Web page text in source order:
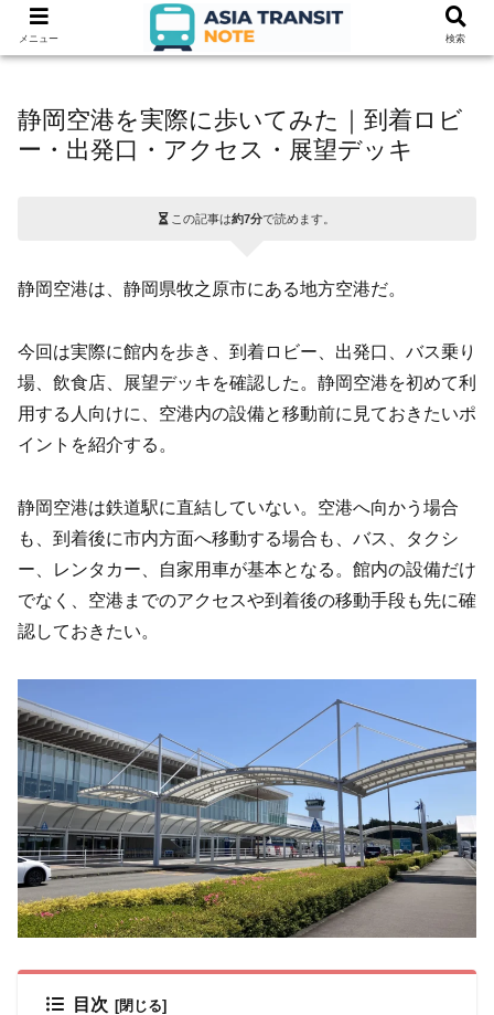
静岡空港を実際に歩いてみた｜到着ロビ
ー・出発口・アクセス・展望デッキ
この記事は約7分で読めます。
静岡空港は、静岡県牧之原市にある地方空港だ。
今回は実際に館内を歩き、到着ロビー、出発口、バス乗り
場、飲食店、展望デッキを確認した。静岡空港を初めて利
用する人向けに、空港内の設備と移動前に見ておきたいポ
イントを紹介する。
静岡空港は鉄道駅に直結していない。空港へ向かう場合
も、到着後に市内方面へ移動する場合も、バス、タクシ
ー、レンタカー、自家用車が基本となる。館内の設備だけ
でなく、空港までのアクセスや到着後の移動手段も先に確
認しておきたい。
目次
メニュー 検索